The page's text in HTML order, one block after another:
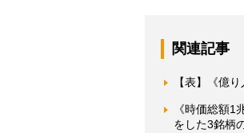
関連記事
【表】《億
《時価総額
をした3銘柄